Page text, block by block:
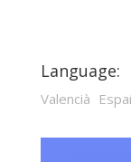
Language:
Valencià